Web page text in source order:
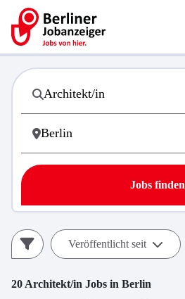
Jobs finden
Veröffentlicht seit
20 Architekt/in Jobs in Berlin